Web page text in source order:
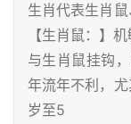
生肖代表生肖
【生肖鼠：】
与生肖鼠挂钩
年流年不利，
岁至5